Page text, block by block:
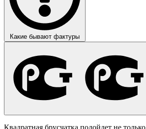
Какие бывают фактуры